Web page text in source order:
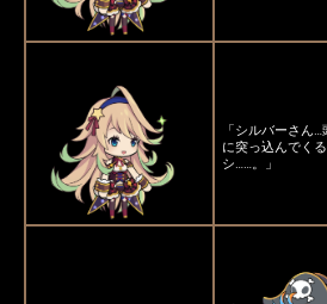
「シルバーさん
に突っ込んでく
シ……。」